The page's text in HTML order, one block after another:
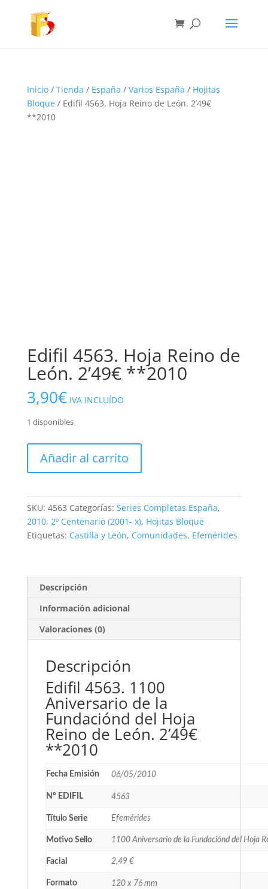
Inicio/ Tienda / España / Varios España / Hojitas
Bloque/ Edifil 4563. Hoja Reino de León. 2’49€
**2010
Edifil 4563. Hoja Reino de
León. 2’49€ **2010
3,90€ IVA INCLUÍDO
1 disponibles
4563.
de
León.
2'49€
Añadir al carrito
SKU: 4563 Categorías: Series Completas España,
2010, 2º Centenario (2001- x), Hojitas Bloque
Etiquetas: Castilla y León, Comunidades, Efemérides
Descripción
Información adicional
Valoraciones (0)
Descripción
Edifil 4563. 1100
Aniversario de la
Fundaciónd del Hoja
Reino de León. 2’49€
**2010
Fecha Emisión 06/05/2010
Nº EDIFIL 4563
Título Serie Efemérides
Motivo Sello 1100 Aniversario de la Fundaciónd del Hoja
Facial 2,49 €
Formato 120 x 76 mm